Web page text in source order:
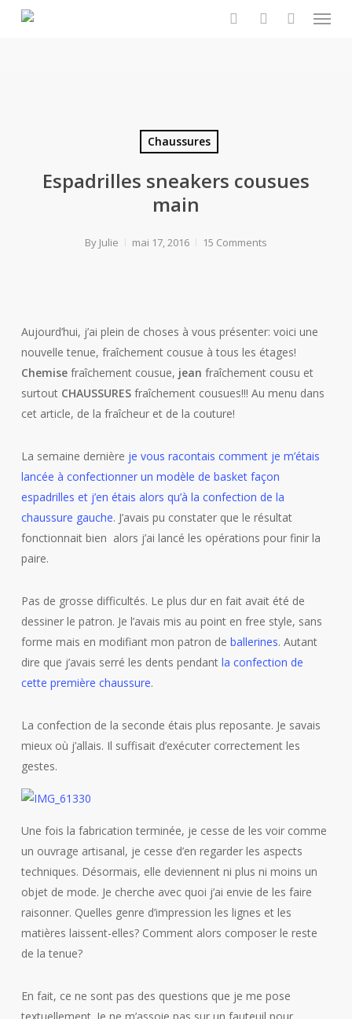
Menu
Chaussures
Espadrilles sneakers cousues
main
By Julie mai 17, 2016 15 Comments
Aujourd’hui, j’ai plein de choses à vous présenter: voici une
nouvelle tenue, fraîchement cousue à tous les étages!
Chemisefraîchement cousue, jean fraîchement cousu et
surtout CHAUSSURES fraîchement cousues!!! Au menu dans
cet article, de la fraîcheur et de la couture!
La semaine dernière je vous racontais comment je m’étais
lancée à confectionner un modèle de basket façon
espadrilles et j’en étais alors qu’à la confection de la
chaussure gauche. J’avais pu constater que le résultat
fonctionnait bien alors j’ai lancé les opérations pour finir la
paire.
Pas de grosse difficultés. Le plus dur en fait avait été de
dessiner le patron. Je l’avais mis au point en free style, sans
forme mais en modifiant mon patron de ballerines. Autant
dire que j’avais serré les dents pendant la confection de
cette première chaussure.
La confection de la seconde étais plus reposante. Je savais
mieux où j’allais. Il suffisait d’exécuter correctement les
gestes.
Une fois la fabrication terminée, je cesse de les voir comme
un ouvrage artisanal, je cesse d’en regarder les aspects
techniques. Désormais, elle deviennent ni plus ni moins un
objet de mode. Je cherche avec quoi j’ai envie de les faire
raisonner. Quelles genre d’impression les lignes et les
matières laissent-elles? Comment alors composer le reste
de la tenue?
En fait, ce ne sont pas des questions que je me pose